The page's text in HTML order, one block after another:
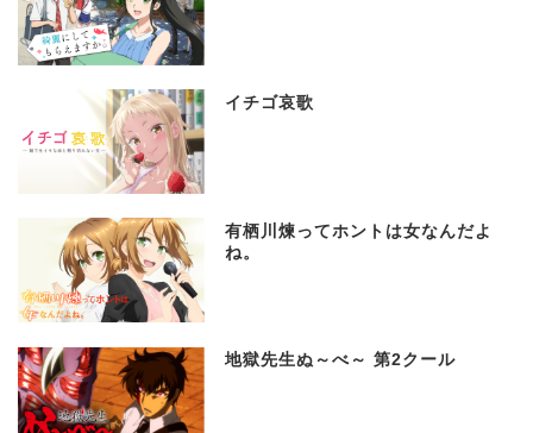
イチゴ哀歌
有栖川煉ってホントは女なんだよ
ね。
地獄先生ぬ～べ～ 第2クール